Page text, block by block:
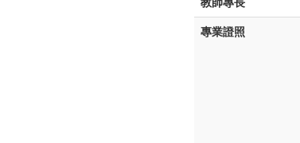
教師專長
專業證照